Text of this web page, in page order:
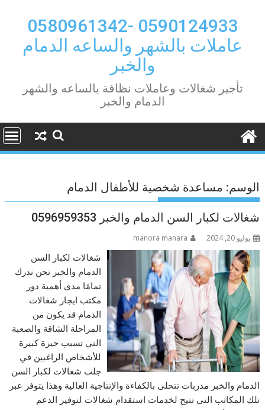
content
0590124933 -0580961342
عاملات بالشهر والساعه الدمام
والخبر
تأجير شغالات وعاملات نظافة بالساعه والشهر
الدمام والخبر
الوسم: مساعدة شخصية للأطفال الدمام
شغالات لكبار السن الدمام والخبر 0596959353
يوليو 20, 2024 manora manara
شغالات لكبار السن
الدمام والخبر نحن ندرك
تمامًا مدى أهمية دور
مكتب ايجار شغالات
الدمام قد يكون من
المراحلة الشاقة والصعبة
التي تسبب حيرة كبيرة
للأشخاص الراغبين في
جلب شغالات لكبار السن
الدمام والخبر مدربات تتحلى بالكفاءة والإنتاجية العالية وهذا يتوفر عبر
تلك المكاتب التي تتيح لخدمات استقدام شغالات لتوفير الدعم